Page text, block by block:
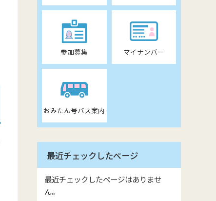
参加募集 マイナンバー
おみたん号バス案内
最近チェックしたページ
最近チェックしたページはありませ
ん。